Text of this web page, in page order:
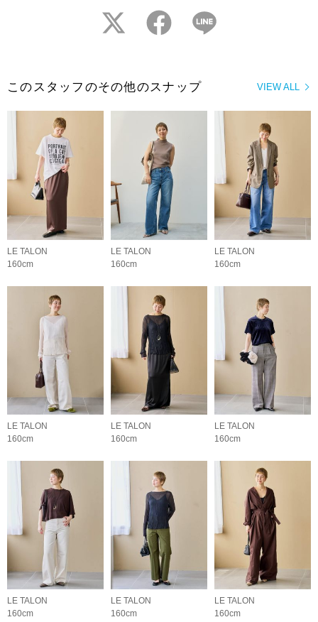
twitter facebook
VIEW ALL
このスタッフのその他のスナップ
LE TALON
160cm
LE TALON
160cm
LE TALON
160cm
LE TALON
160cm
LE TALON
160cm
LE TALON
160cm
LE TALON
160cm
LE TALON
160cm
LE TALON
160cm